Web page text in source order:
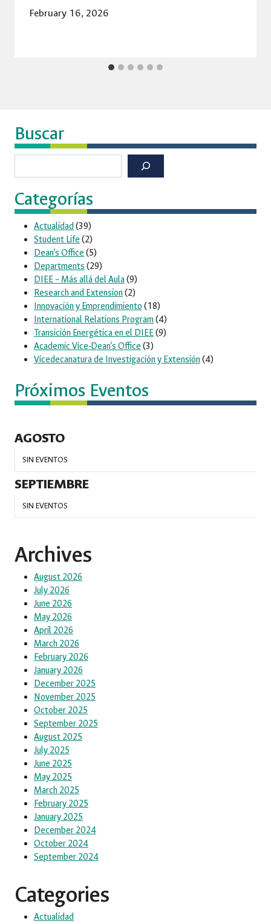
February 16, 2026
Buscar
Categorías
Actualidad(39)
Student Life (2)
Dean’s Office (5)
Departments (29)
DIEE – Más allá del Aula(9)
Research and Extension(2)
Innovación y Emprendimiento (18)
International Relations Program(4)
Transición Energética en el DIEE(9)
Academic Vice-Dean’s Office (3)
Vicedecanatura de Investigación y Extensión(4)
Próximos Eventos
AGOSTO
SIN EVENTOS
SEPTIEMBRE
SIN EVENTOS
Archives
August 2026
July 2026
June 2026
May 2026
April 2026
March 2026
February 2026
January 2026
December 2025
November 2025
October 2025
September 2025
August 2025
July 2025
June 2025
May 2025
March 2025
February 2025
January 2025
December 2024
October 2024
September 2024
Categories
Actualidad